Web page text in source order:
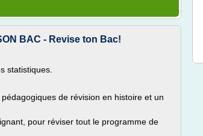
BAC - Revise ton Bac!
statistiques.
de révision en histoire et un
pour réviser tout le programme de